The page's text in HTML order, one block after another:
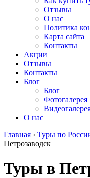
Отзывы
О нас
Политика
Карта сайта
Контакты
Акции
Отзывы
Контакты
Блог
Блог
Фотогалерея
О нас
Главная › Туры по
Петрозаводск
Туры в